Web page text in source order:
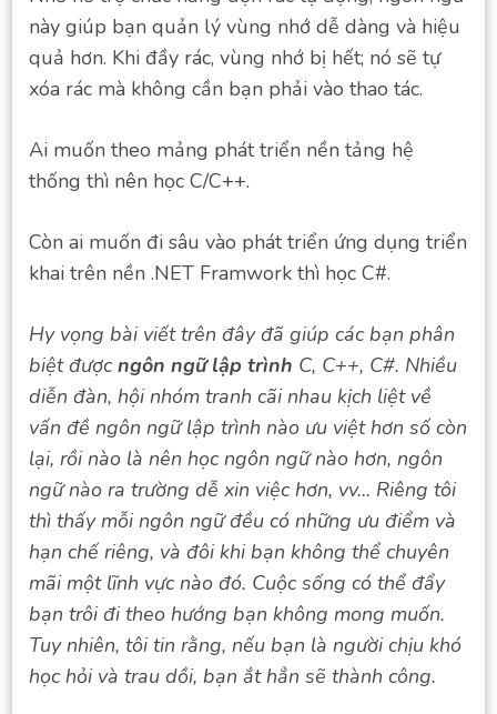
này giúp bạn quản lý vùng nhớ dễ dàng và hiệu
quả hơn. Khi đầy rác, vùng nhớ bị hết; nó sẽ tự
xóa rác mà không cần bạn phải vào thao tác.
Ai muốn theo mảng phát triển nền tảng hệ
thống thì nên học C/C++.
Còn ai muốn đi sâu vào phát triển ứng dụng triển
khai trên nền .NET Framwork thì học C#.
Hy vọng bài viết trên đây đã giúp các bạn phân
biệt đượcngôn ngữ lập trình C, C++, C#. Nhiều
diễn đàn, hội nhóm tranh cãi nhau kịch liệt về
vấn đề ngôn ngữ lập trình nào ưu việt hơn số còn
lại, rồi nào là nên học ngôn ngữ nào hơn, ngôn
ngữ nào ra trường dễ xin việc hơn, vv… Riêng tôi
thì thấy mỗi ngôn ngữ đều có những ưu điểm và
hạn chế riêng, và đôi khi bạn không thể chuyên
mãi một lĩnh vực nào đó. Cuộc sống có thể đẩy
bạn trôi đi theo hướng bạn không mong muốn.
Tuy nhiên, tôi tin rằng, nếu bạn là người chịu khó
học hỏi và trau dồi, bạn ắt hẳn sẽ thành công.